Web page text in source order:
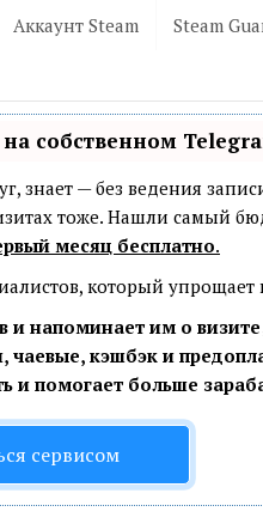
Аккаунт Steam Steam
собственном
знает — без ведения
тоже. Нашли самый
месяц бесплатно.
который
и напоминает им о
чаевые, кэшбэк и
и помогает больше
сервисом